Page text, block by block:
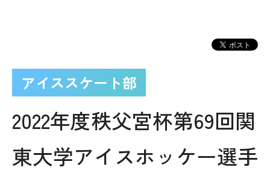
アイススケート部
2022年度秩父宮杯第69回関
東大学アイスホッケー選手